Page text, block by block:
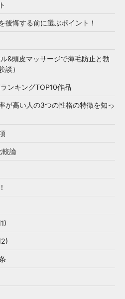
後悔する前に選ぶポイント！
&頭皮マッサージで薄毛防止と勃
談）
ンキングTOP10作品
が高い人の3つの性格の特徴を知っ
較論